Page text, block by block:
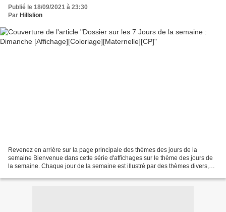
Publié le 18/09/2021 à 23:30
Par Hillslion
Revenez en arrière sur la page principale des thèmes des jours de la
semaine Bienvenue dans cette série d'affichages sur le thème des jours de
la semaine. Chaque jour de la semaine est illustré par des thèmes divers,